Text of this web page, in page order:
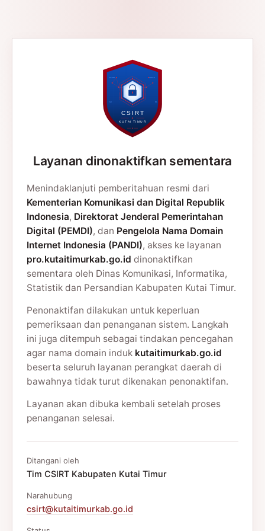
Layanan dinonaktifkan sementara
Menindaklanjuti pemberitahuan resmi dari
Kementerian Komunikasi dan Digital Republik
Indonesia, Direktorat Jenderal Pemerintahan
Digital (PEMDI), dan Pengelola Nama Domain
Internet Indonesia (PANDI), akses ke layanan
pro.kutaitimurkab.go.id dinonaktifkan
sementara oleh Dinas Komunikasi, Informatika,
Statistik dan Persandian Kabupaten Kutai Timur.
Penonaktifan dilakukan untuk keperluan
pemeriksaan dan penanganan sistem. Langkah
ini juga ditempuh sebagai tindakan pencegahan
agar nama domain induk kutaitimurkab.go.id
beserta seluruh layanan perangkat daerah di
bawahnya tidak turut dikenakan penonaktifan.
Layanan akan dibuka kembali setelah proses
penanganan selesai.
Ditangani oleh
Tim CSIRT Kabupaten Kutai Timur
Narahubung
csirt@kutaitimurkab.go.id